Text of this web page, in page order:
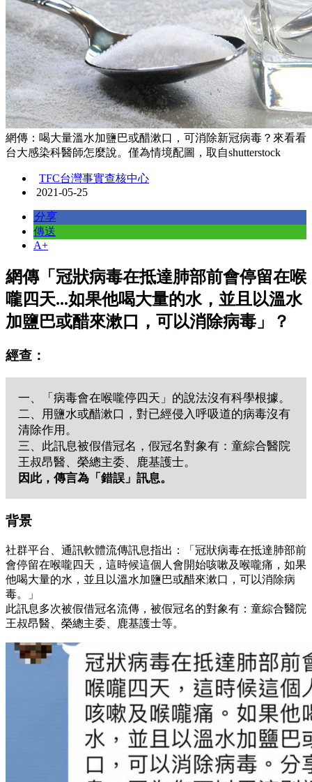
網傳：喝大量溫水加鹽巴或醋漱口，可消除新冠病毒？來看看
台大感染科醫師怎麼說。僅為情境配圖，取自shutterstock
TFC台灣事實查核中心
2021-05-25
分享
傳送
A+
網傳「冠狀病毒在抵達肺部前會停留在喉
嚨四天...如果他喝大量的水，並且以溫水
加鹽巴或醋來漱口，可以消除病毒」？
經查：
一、「病毒會在喉嚨停四天」的說法沒有科學根據。
二、用鹽水或醋漱口，對已經侵入呼吸道的病毒沒有
清除作用。
三、此訊息被假借冠名，假冠名對象有：童綜合醫院
王叔昂醫、榮總主委、鹿基護士。
因此，傳言為「錯誤」訊息。
背景
社群平台、通訊軟體流傳訊息指出：「冠狀病毒在抵達肺部前
會停留在喉嚨四天，這時候這個人會開始咳嗽及喉嚨痛，如果
他喝大量的水，並且以溫水加鹽巴或醋來漱口，可以消除病
毒。」
此訊息多次被假借冠名流傳，被假冠名的對象有：童綜合醫院
王叔昂醫、榮總主委、鹿基護士等。